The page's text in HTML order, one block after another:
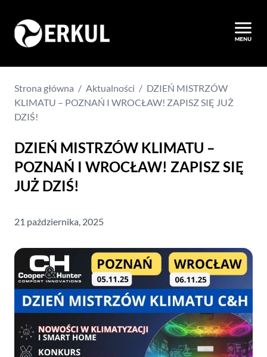
Strona główna / Aktualności / DZIEŃ MISTRZÓW
KLIMATU – POZNAŃ I WROCŁAW! ZAPISZ SIĘ JUŻ
DZIŚ!
DZIEŃ MISTRZÓW KLIMATU –
POZNAŃ I WROCŁAW! ZAPISZ SIĘ
JUŻ DZIŚ!
21 października, 2025